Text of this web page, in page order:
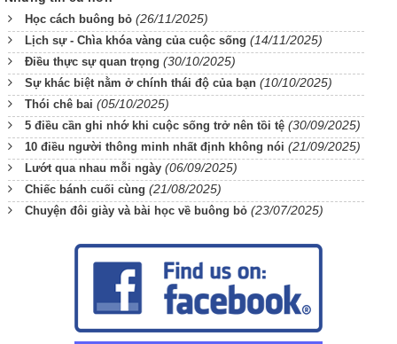
Học cách buông bỏ (26/11/2025)
Lịch sự - Chìa khóa vàng của cuộc sống (14/11/2025)
Điều thực sự quan trọng (30/10/2025)
Sự khác biệt nằm ở chính thái độ của bạn (10/10/2025)
Thói chê bai (05/10/2025)
5 điều cần ghi nhớ khi cuộc sống trở nên tồi tệ (30/09/2025)
10 điều người thông minh nhất định không nói (21/09/2025)
Lướt qua nhau mỗi ngày (06/09/2025)
Chiếc bánh cuối cùng (21/08/2025)
Chuyện đôi giày và bài học về buông bỏ (23/07/2025)